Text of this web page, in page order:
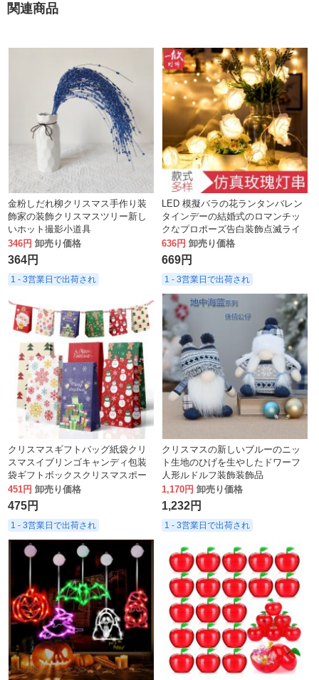
関連商品
金粉しだれ柳クリスマス手作り装
飾家の装飾クリスマスツリー新し
いホット撮影小道具
346円 卸売り価格
364円
1 - 3営業日で出荷され
LED 模擬バラの花ランタンバレン
タインデーの結婚式のロマンチッ
クなプロポーズ告白装飾点滅ライ
ト電池ボックスライトストリング
636円 卸売り価格
669円
1 - 3営業日で出荷され
クリスマスギフトバッグ紙袋クリ
スマスイブリンゴキャンディ包装
袋ギフトボックスクリスマスポー
タブル平口クリスマスバッグ
451円 卸売り価格
475円
1 - 3営業日で出荷され
クリスマスの新しいブルーのニッ
ト生地のひげを生やしたドワーフ
人形ルドルフ装飾装飾品
1,170円 卸売り価格
1,232円
1 - 3営業日で出荷され